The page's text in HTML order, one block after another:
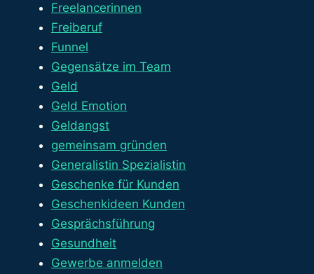
Freelancerinnen
Freiberuf
Funnel
Gegensätze im Team
Geld
Geld Emotion
Geldangst
gemeinsam gründen
Generalistin Spezialistin
Geschenke für Kunden
Geschenkideen Kunden
Gesprächsführung
Gesundheit
Gewerbe anmelden